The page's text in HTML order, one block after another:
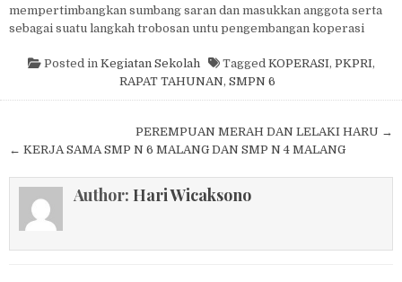
mempertimbangkan sumbang saran dan masukkan anggota serta
sebagai suatu langkah trobosan untu pengembangan koperasi
Posted in Kegiatan Sekolah Tagged KOPERASI, PKPRI,
RAPAT TAHUNAN, SMPN 6
Post navigationPEREMPUAN MERAH DAN LELAKI HARU →
← KERJA SAMA SMP N 6 MALANG DAN SMP N 4 MALANG
Author: Hari Wicaksono